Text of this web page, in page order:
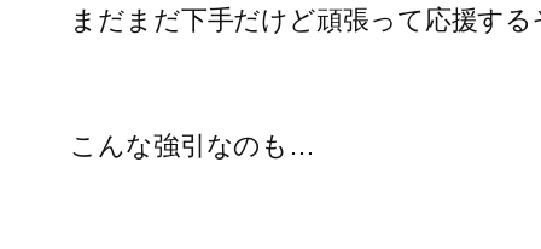
まだまだ下手だけど頑張って応援する
こんな強引なのも…